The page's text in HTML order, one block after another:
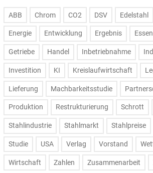
ABB Chrom CO2 DSV Edelstahl
Energie Entwicklung Ergebnis Essen
Getriebe Handel Inbetriebnahme
Investition KI Kreislaufwirtschaft
Lieferung Machbarkeitsstudie
Produktion Restrukturierung Schrott
Stahlindustrie Stahlmarkt Stahlpreise
Studie USA Verlag Vorstand
Wirtschaft Zahlen Zusammenarbeit